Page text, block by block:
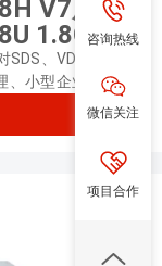
V7服务
1.8GHz
丨900W单
、VDI、CDN、
小型企业、OA、
途的新一代2U2路
复杂工作负载。
咨询热线
微信关注
项目合作